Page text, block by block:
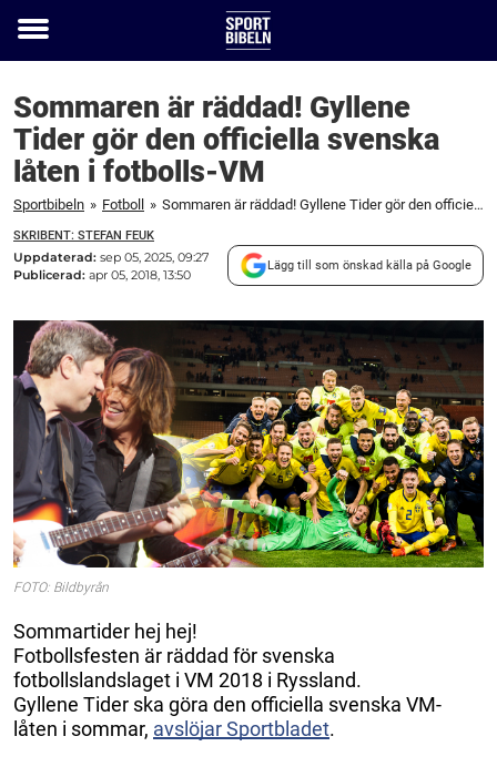
Toggle
Sommaren är räddad! Gyllene
Tider gör den officiella svenska
låten i fotbolls-VM
Sportbibeln » Fotboll » Sommaren är räddad! Gyllene Tider gör den officiella svenska låten i fotbolls-VM
SKRIBENT: STEFAN FEUK
Uppdaterad: sep 05, 2025, 09:27
Publicerad: apr 05, 2018, 13:50
Lägg till som önskad källa på Google
FOTO: Bildbyrån
Sommartider hej hej!
Fotbollsfesten är räddad för svenska
fotbollslandslaget i VM 2018 i Ryssland.
Gyllene Tider ska göra den officiella svenska VM-
låten i sommar, avslöjar Sportbladet.